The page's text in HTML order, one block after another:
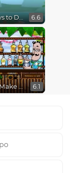
Dumb Ways to Die 3: World Tour 6.6
Bartender Make Right Mix 6.1